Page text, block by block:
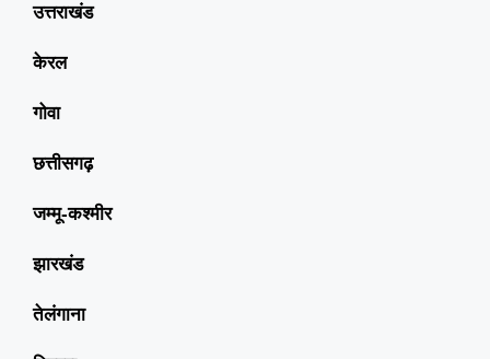
उत्तराखंड
केरल
गोवा
छत्तीसगढ़
जम्मू-कश्मीर
झारखंड
तेलंगाना